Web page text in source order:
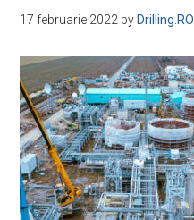
17 februarie 2022 by Drilling.RO